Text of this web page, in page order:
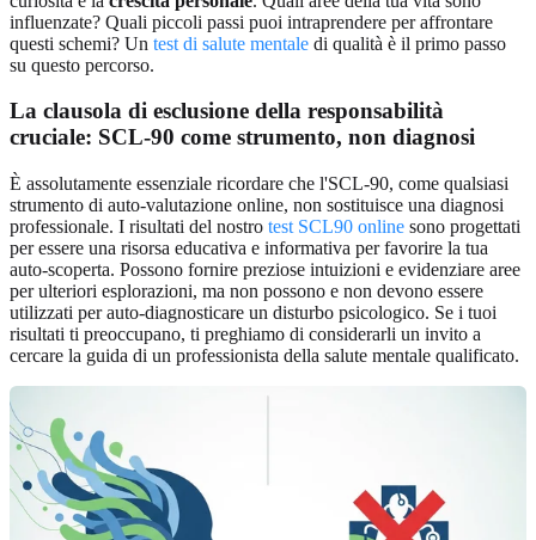
influenzate? Quali piccoli passi puoi intraprendere per affrontare
questi schemi? Un test di salute mentale di qualità è il primo passo
su questo percorso.
La clausola di esclusione della responsabilità
cruciale: SCL-90 come strumento, non diagnosi
È assolutamente essenziale ricordare che l'SCL-90, come qualsiasi
strumento di auto-valutazione online, non sostituisce una diagnosi
professionale. I risultati del nostro test SCL90 online sono progettati
per essere una risorsa educativa e informativa per favorire la tua
auto-scoperta. Possono fornire preziose intuizioni e evidenziare aree
per ulteriori esplorazioni, ma non possono e non devono essere
utilizzati per auto-diagnosticare un disturbo psicologico. Se i tuoi
risultati ti preoccupano, ti preghiamo di considerarli un invito a
cercare la guida di un professionista della salute mentale qualificato.